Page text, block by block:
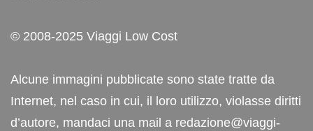
© 2008-2025 Viaggi Low Cost
Alcune immagini pubblicate sono state tratte da
Internet, nel caso in cui, il loro utilizzo, violasse diritti
d’autore, mandaci una mail a redazione@viaggi-